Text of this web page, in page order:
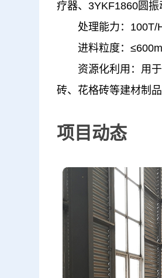
疗器、3YKF1860圆振
处理能力：100T/
进料粒度：
资源化利用：用于
砖、花格砖等建材制品
项目动态